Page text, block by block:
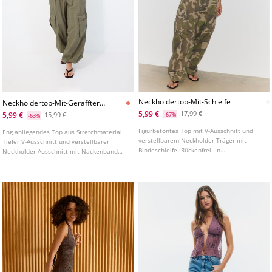
Neckholdertop-Mit-Geraffter-
Schleife
5,99 € -63% 15,99 €
Eng anliegendes Top aus Stretchmaterial.
Tiefer V-Ausschnitt und verstellbarer
Neckholder-Ausschnitt mit Nackenband
erhältlich.
Neckholdertop-Mit-Schleife
5,99 €
-67% 17,99 €
Figurbetontes Top mit V-Ausschnitt und
verstellbarem Neckholder-Träger mit
Bindeschleife. Rückenfrei. In